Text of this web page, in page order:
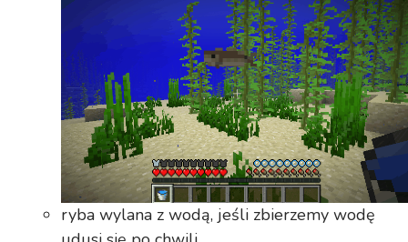
ryba wylana z wodą, jeśli zbierzemy wodę